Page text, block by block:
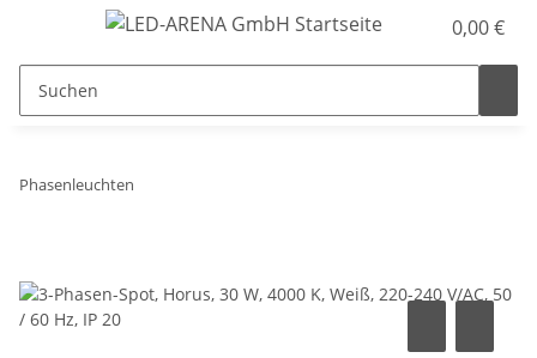
0,00 €
Phasenleuchten